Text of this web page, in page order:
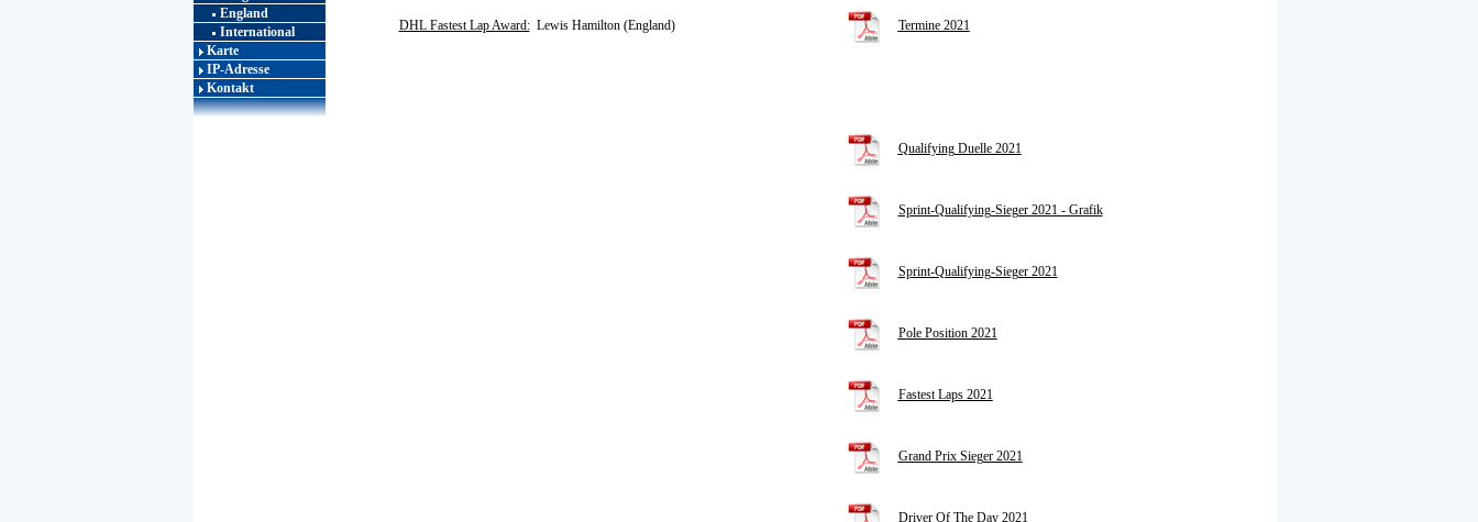
England
International
Karte
IP-Adresse
Kontakt
DHL Fastest Lap Award: Lewis Hamilton (England) Termine 2021
Qualifying Duelle 2021
Sprint-Qualifying-Sieger 2021 - Grafik
Sprint-Qualifying-Sieger 2021
Pole Position 2021
Fastest Laps 2021
Grand Prix Sieger 2021
Driver Of The Day 2021